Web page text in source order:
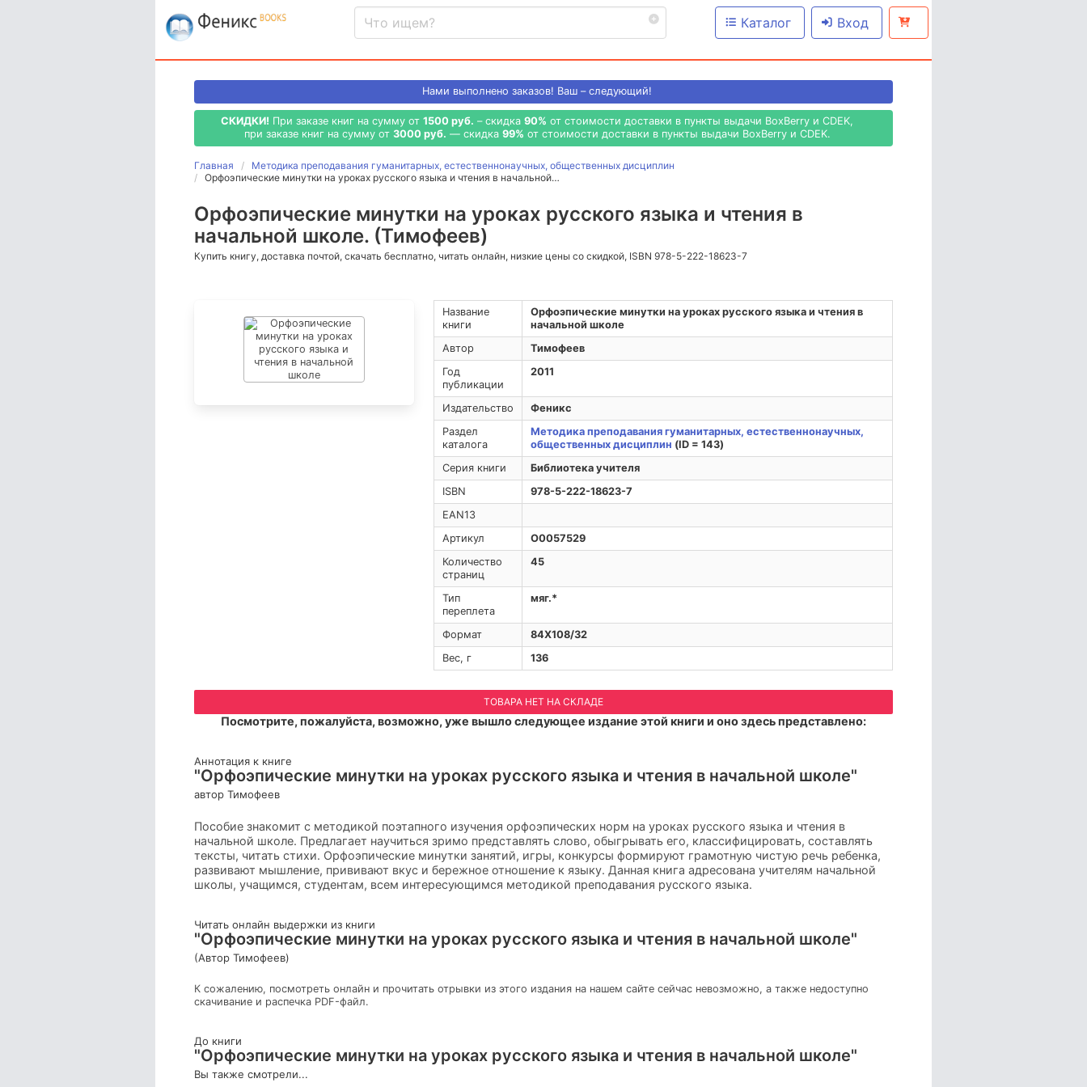
Каталог Вход
Нами выполнено заказов! Ваш – следующий!
СКИДКИ! При заказе книг на сумму от 1500 руб. – скидка 90% от стоимости доставки в пункты выдачи BoxBerry и CDEK,
при заказе книг на сумму от 3000 руб. — скидка 99% от стоимости доставки в пункты выдачи BoxBerry и CDEK.
Главная
Методика преподавания гуманитарных, естественнонаучных, общественных дисциплин
Орфоэпические минутки на уроках русского языка и чтения в начальной…
Орфоэпические минутки на уроках русского языка и чтения в
начальной школе. (Тимофеев)
Купить книгу, доставка почтой, скачать бесплатно, читать онлайн, низкие цены со скидкой, ISBN 978-5-222-18623-7
Название
книги
Орфоэпические минутки на уроках русского языка и чтения в
начальной школе
Автор
Тимофеев
Год
публикации
2011
Издательство
Феникс
Раздел
каталога
Методика преподавания гуманитарных, естественнонаучных,
общественных дисциплин (ID = 143)
Серия книги
Библиотека учителя
ISBN
978-5-222-18623-7
EAN13
Артикул
O0057529
Количество
страниц
45
Тип
переплета
мяг.*
Формат
84Х108/32
Вес, г
136
ТОВАРА НЕТ НА СКЛАДЕ
Посмотрите, пожалуйста, возможно, уже вышло следующее издание этой книги и оно здесь представлено:
Аннотация к книге
"Орфоэпические минутки на уроках русского языка и чтения в начальной школе"
автор Тимофеев
Пособие знакомит с методикой поэтапного изучения орфоэпических норм на уроках русского языка и чтения в
начальной школе. Предлагает научиться зримо представлять слово, обыгрывать его, классифицировать, составлять
тексты, читать стихи. Орфоэпические минутки занятий, игры, конкурсы формируют грамотную чистую речь ребенка,
развивают мышление, прививают вкус и бережное отношение к языку. Данная книга адресована учителям начальной
школы, учащимся, студентам, всем интересующимся методикой преподавания русского языка.
Читать онлайн выдержки из книги
"Орфоэпические минутки на уроках русского языка и чтения в начальной школе"
(Автор Тимофеев)
К сожалению, посмотреть онлайн и прочитать отрывки из этого издания на нашем сайте сейчас невозможно, а также недоступно
скачивание и распечка PDF-файл.
До книги
"Орфоэпические минутки на уроках русского языка и чтения в начальной школе"
Вы также смотрели...